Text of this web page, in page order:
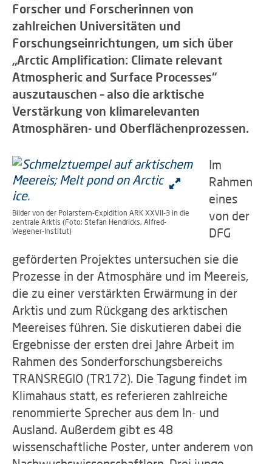
Forscher und Forscherinnen von
zahlreichen Universitäten und
Forschungseinrichtungen, um sich über
„Arctic Amplification: Climate relevant
Atmospheric and Surface Processes“
auszutauschen – also die arktische
Verstärkung von klimarelevanten
Atmosphären- und Oberflächenprozessen.
Bilder von der Polarstern-Expidition ARK XXVII-3 in die
zentrale Arktis (Foto: Stefan Hendricks, Alfred-
Wegener-Institut)
Im
Rahmen
eines
von der
DFG
geförderten Projektes untersuchen sie die
Prozesse in der Atmosphäre und im Meereis,
die zu einer verstärkten Erwärmung in der
Arktis und zum Rückgang des arktischen
Meereises führen. Sie diskutieren dabei die
Ergebnisse der ersten drei Jahre Arbeit im
Rahmen des Sonderforschungsbereichs
TRANSREGIO (TR172). Die Tagung findet im
Klimahaus statt, es referieren zahlreiche
renommierte Sprecher aus dem In- und
Ausland. Außerdem gibt es 48
wissenschaftliche Poster, unter anderem von